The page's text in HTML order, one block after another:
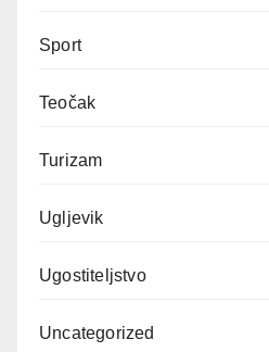
Sport
Teočak
Turizam
Ugljevik
Ugostiteljstvo
Uncategorized